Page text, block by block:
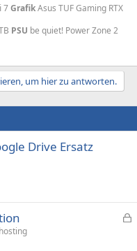
7GrafikAsus TUF Gaming RTX
PSU be quiet! Power Zone 2
um hier zu antworten.
Drive Ersatz